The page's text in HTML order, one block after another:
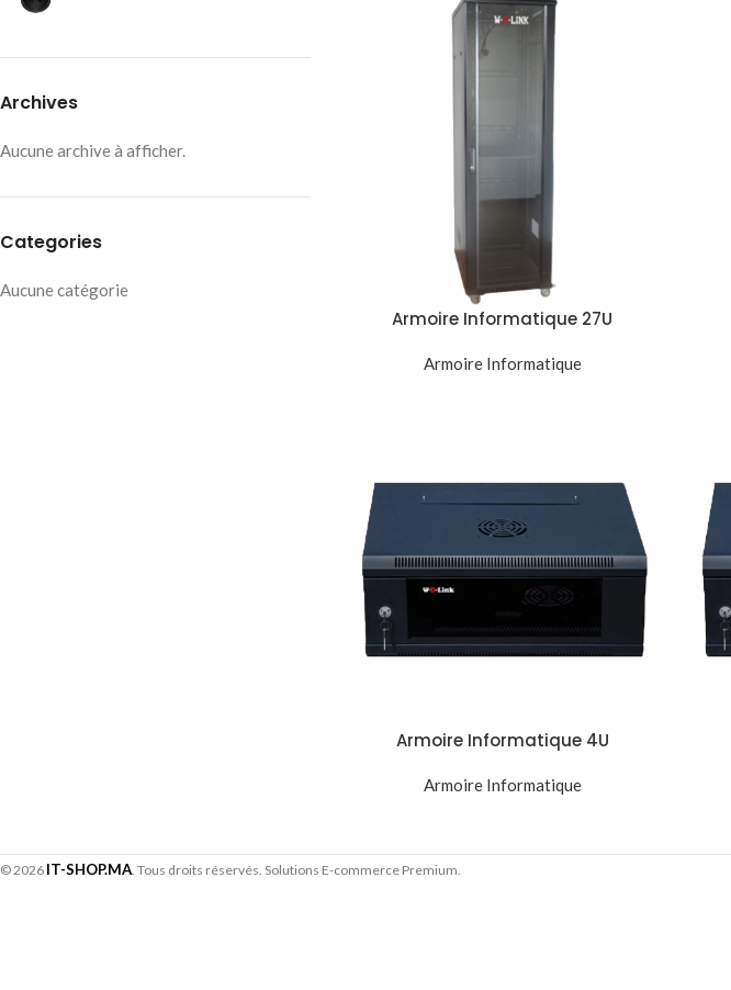
Archives
Aucune archive à afficher.
Categories
Aucune catégorie
Armoire Informatique 27U
Noir
Armoire Informatique
Armoire Informatique 4U
Murale Ultra Compacte Noir
Armoire Informatique
© 2026 IT-SHOP.MA . Tous droits réservés. Solutions E-commerce Premium.